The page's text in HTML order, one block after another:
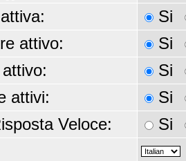
Si
attivo:
Si
Si
attivi:
Si
Veloce:
Si